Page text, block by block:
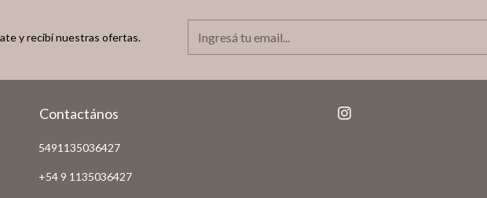
y recibí nuestras ofertas.
Contactános
5491135036427
+54 9 1135036427